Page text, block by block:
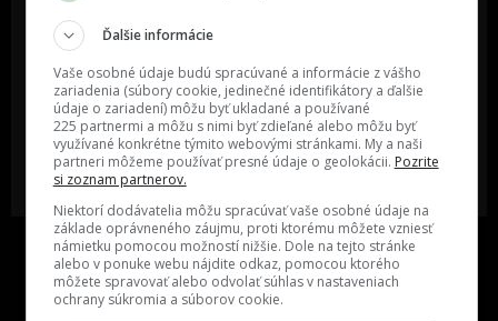
Oslov reklamou viac ako milión
ľudí v rôznych vekových
kategóriách a na rôznych
sociálnych sieťach a nakopni svoj
biznis alebo produkt.
MÁM ZÁUJEM O
SPOLUPRÁCU
poznáš niekoho, o kom by sme
mali určite napísať?
POŠLI NÁM TIP NA ČLÁNOK
Ďalšie informácie
Vaše osobné údaje budú spracúvané a informácie z vášho
zariadenia (súbory cookie, jedinečné identifikátory a ďalšie
údaje o zariadení) môžu byť ukladané a používané
225 partnermi a môžu s nimi byť zdieľané alebo môžu byť
využívané konkrétne týmito webovými stránkami. My a naši
partneri môžeme používať presné údaje o geolokácii. Pozrite
si zoznam partnerov.
Niektorí dodávatelia môžu spracúvať vaše osobné údaje na
základe oprávneného záujmu, proti ktorému môžete vzniesť
námietku pomocou možností nižšie. Dole na tejto stránke
alebo v ponuke webu nájdite odkaz, pomocou ktorého
môžete spravovať alebo odvolať súhlas v nastaveniach
ochrany súkromia a súborov cookie.